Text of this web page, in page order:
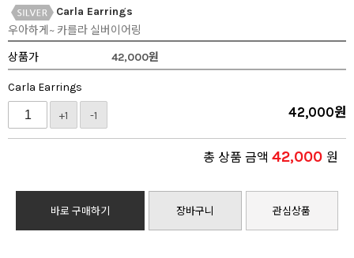
Carla Earrings
우아하게~ 카를라 실버이어링
상품가
42,000원
Carla Earrings
+1 -1 42,000원
총 상품 금액 42,000 원
바로 구매하기 장바구니 관심상품